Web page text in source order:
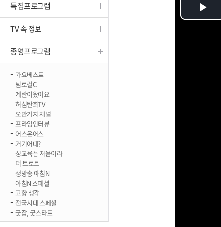
특집프로그램
TV 속 정보
종영프로그램
가요베스트
팀로컬C
계란이왔어요
허심탄회TV
오만가지 채널
프라임인터뷰
어스온어스
거기어때?
성교육은 처음이라
더 트로트
생방송 아침N
아침N 스페셜
고향 생각
전국시대 스페셜
굿잡, 굿스타트